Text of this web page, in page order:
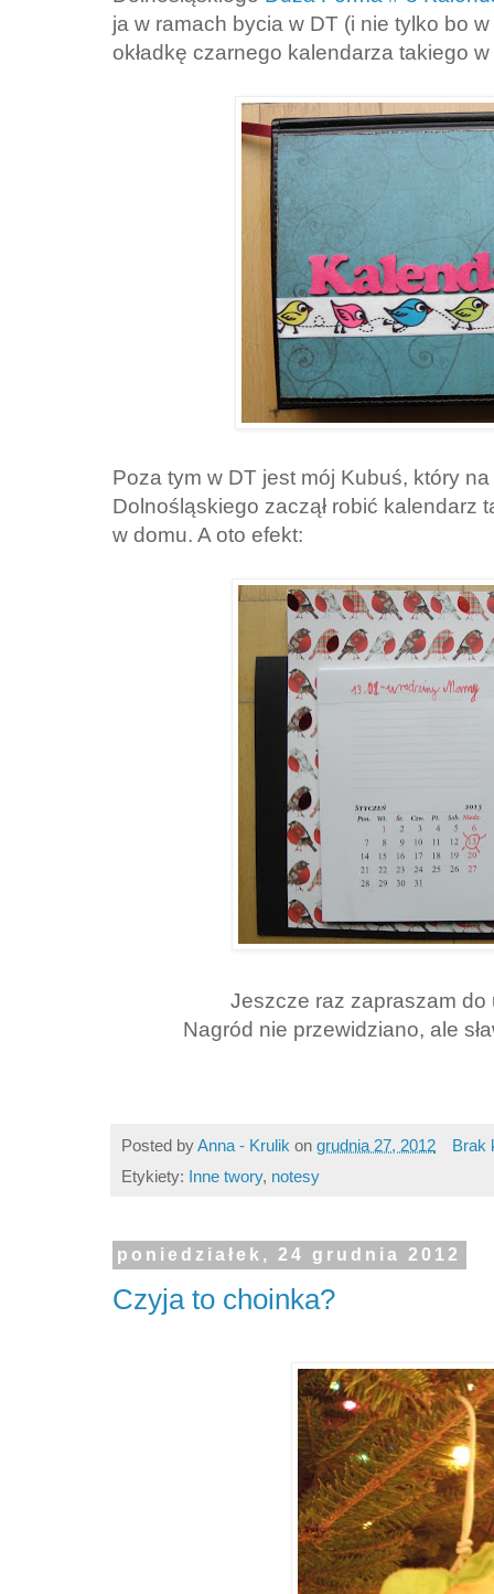
ja w ramach bycia w DT (i nie tylko bo
okładkę czarnego kalendarza takiego
Poza tym w DT jest mój Kubuś, który
Dolnośląskiego zaczął robić kalendarz
w domu. A oto efekt:
Jeszcze raz zapraszam do
Nagród nie przewidziano, ale
Posted byAnna - Krulik on grudnia 27, 2012
Brak
Etykiety: Inne twory, notesy
poniedziałek, 24 grudnia 2012
Czyja to choinka?